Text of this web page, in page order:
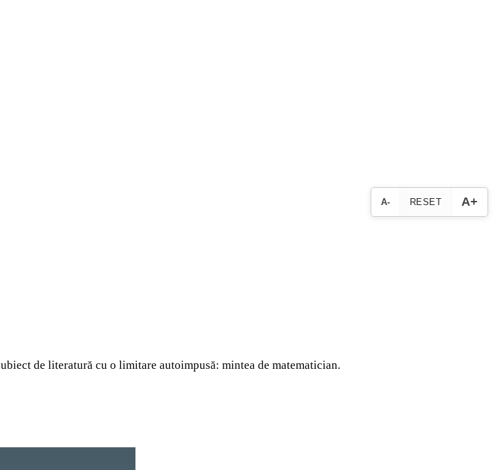
A- RESET A+
de literatură cu o limitare autoimpusă: mintea de matematician.